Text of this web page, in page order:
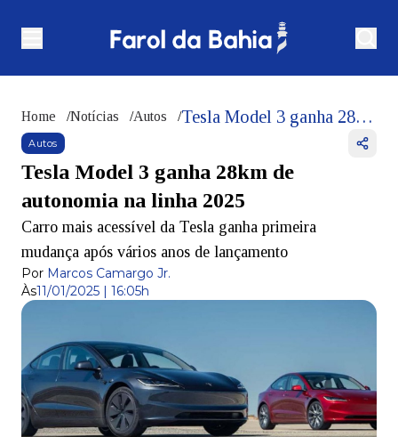
Home /Notícias /Autos / Tesla Model 3 ganha 28km de autonomia na linha 2025
Autos
Tesla Model 3 ganha 28km de
autonomia na linha 2025
Carro mais acessível da Tesla ganha primeira
mudança após vários anos de lançamento
Por Marcos Camargo Jr.
Às11/01/2025 | 16:05h